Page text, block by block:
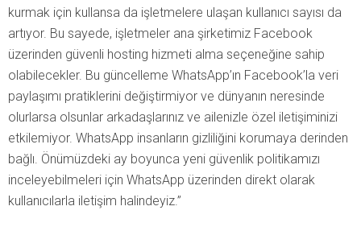
kurmak için kullansa da işletmelere ulaşan kullanıcı sayısı da
artıyor. Bu sayede, işletmeler ana şirketimiz Facebook
üzerinden güvenli hosting hizmeti alma seçeneğine sahip
olabilecekler. Bu güncelleme WhatsApp’ın Facebook’la veri
paylaşımı pratiklerini değiştirmiyor ve dünyanın neresinde
olurlarsa olsunlar arkadaşlarınız ve ailenizle özel iletişiminizi
etkilemiyor. WhatsApp insanların gizliliğini korumaya derinden
bağlı. Önümüzdeki ay boyunca yeni güvenlik politikamızı
inceleyebilmeleri için WhatsApp üzerinden direkt olarak
kullanıcılarla iletişim halindeyiz.”